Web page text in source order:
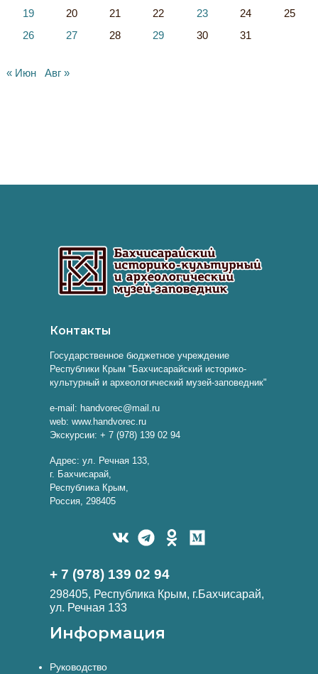
19
20 21 22 23 24
25
26
27 28 29 30 31
« Июн Авг »
Контакты
Государственное бюджетное учреждение
Республики Крым "Бахчисарайский историко-
культурный и археологический музей-заповедник"
e-mail: handvorec@mail.ru
web: www.handvorec.ru
Экскурсии: + 7 (978) 139 02 94
Адрес: ул. Речная 133,
г. Бахчисарай,
Республика Крым,
Россия, 298405
+ 7 (978) 139 02 94
298405, Республика Крым, г.Бахчисарай,
ул. Речная 133
Информация
Руководство